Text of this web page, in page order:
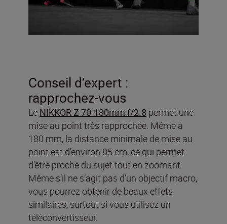
Conseil d’expert :
rapprochez-vous
Le NIKKOR Z 70-180mm f/2.8 permet une
mise au point très rapprochée. Même à
180 mm, la distance minimale de mise au
point est d’environ 85 cm, ce qui permet
d’être proche du sujet tout en zoomant.
Même s’il ne s’agit pas d’un objectif macro,
vous pourrez obtenir de beaux effets
similaires, surtout si vous utilisez un
téléconvertisseur.